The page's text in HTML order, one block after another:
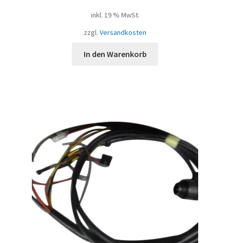
inkl. 19 % MwSt.
zzgl. Versandkosten
In den Warenkorb